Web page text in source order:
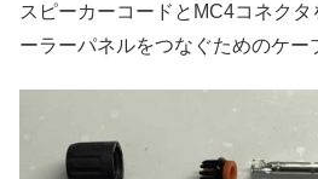
スピーカーコードとMC4コネク
ーラーパネルをつなぐためのケー